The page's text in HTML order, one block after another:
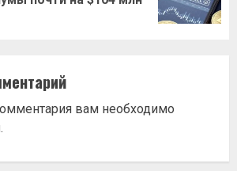
вам необходимо
.